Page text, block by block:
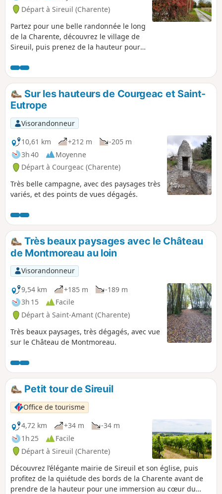
Départ à Sireuil (Charente)
Partez pour une belle randonnée le long
de la Charente, découvrez le village de
Sireuil, puis prenez de la hauteur pour
Cognac.
Sur les hauteurs de Courgeac et Saint-
Eutrope
Visorandonneur
10,61 km
+212 m
-205 m
3h 40
Moyenne
Départ à Courgeac (Charente)
Très belle campagne, avec des paysages très
variés, et des points de vues dégagés.
Très beaux paysages avec le Château
de Montmoreau au loin
Visorandonneur
9,54 km
+185 m
-189 m
3h 15
Facile
Départ à Saint-Amant (Charente)
Très beaux paysages, très dégagés, avec vue
sur le Château de Montmoreau.
Petit tour de Sireuil
Office de tourisme
4,72 km
+34 m
-34 m
1h 25
Facile
Départ à Sireuil (Charente)
Découvrez l’élégante mairie de Sireuil et son église, puis
profitez de la quiétude des bords de la Charente avant de
prendre de la hauteur pour une immersion au cœur du